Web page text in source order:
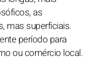
as
mas superficiais.
período para
ou comércio local.